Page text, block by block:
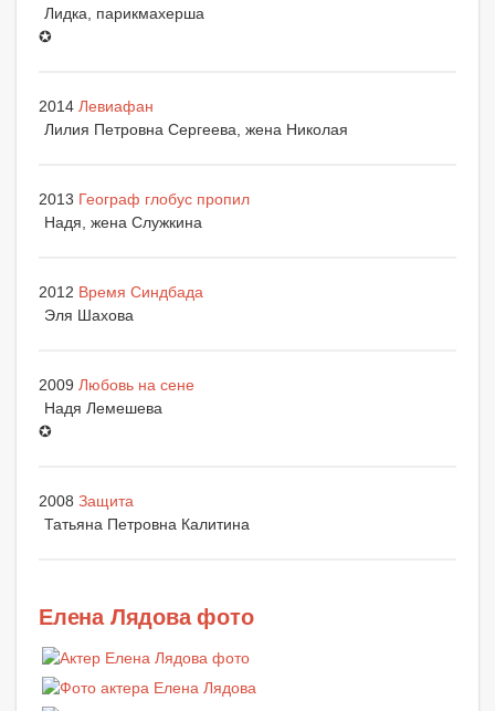
Лидка, парикмахерша
✪
2014 Левиафан
Лилия Петровна Сергеева, жена Николая
2013 Географ глобус пропил
Надя, жена Служкина
2012 Время Синдбада
Эля Шахова
2009 Любовь на сене
Надя Лемешева
✪
2008 Защита
Татьяна Петровна Калитина
Елена Лядова фото